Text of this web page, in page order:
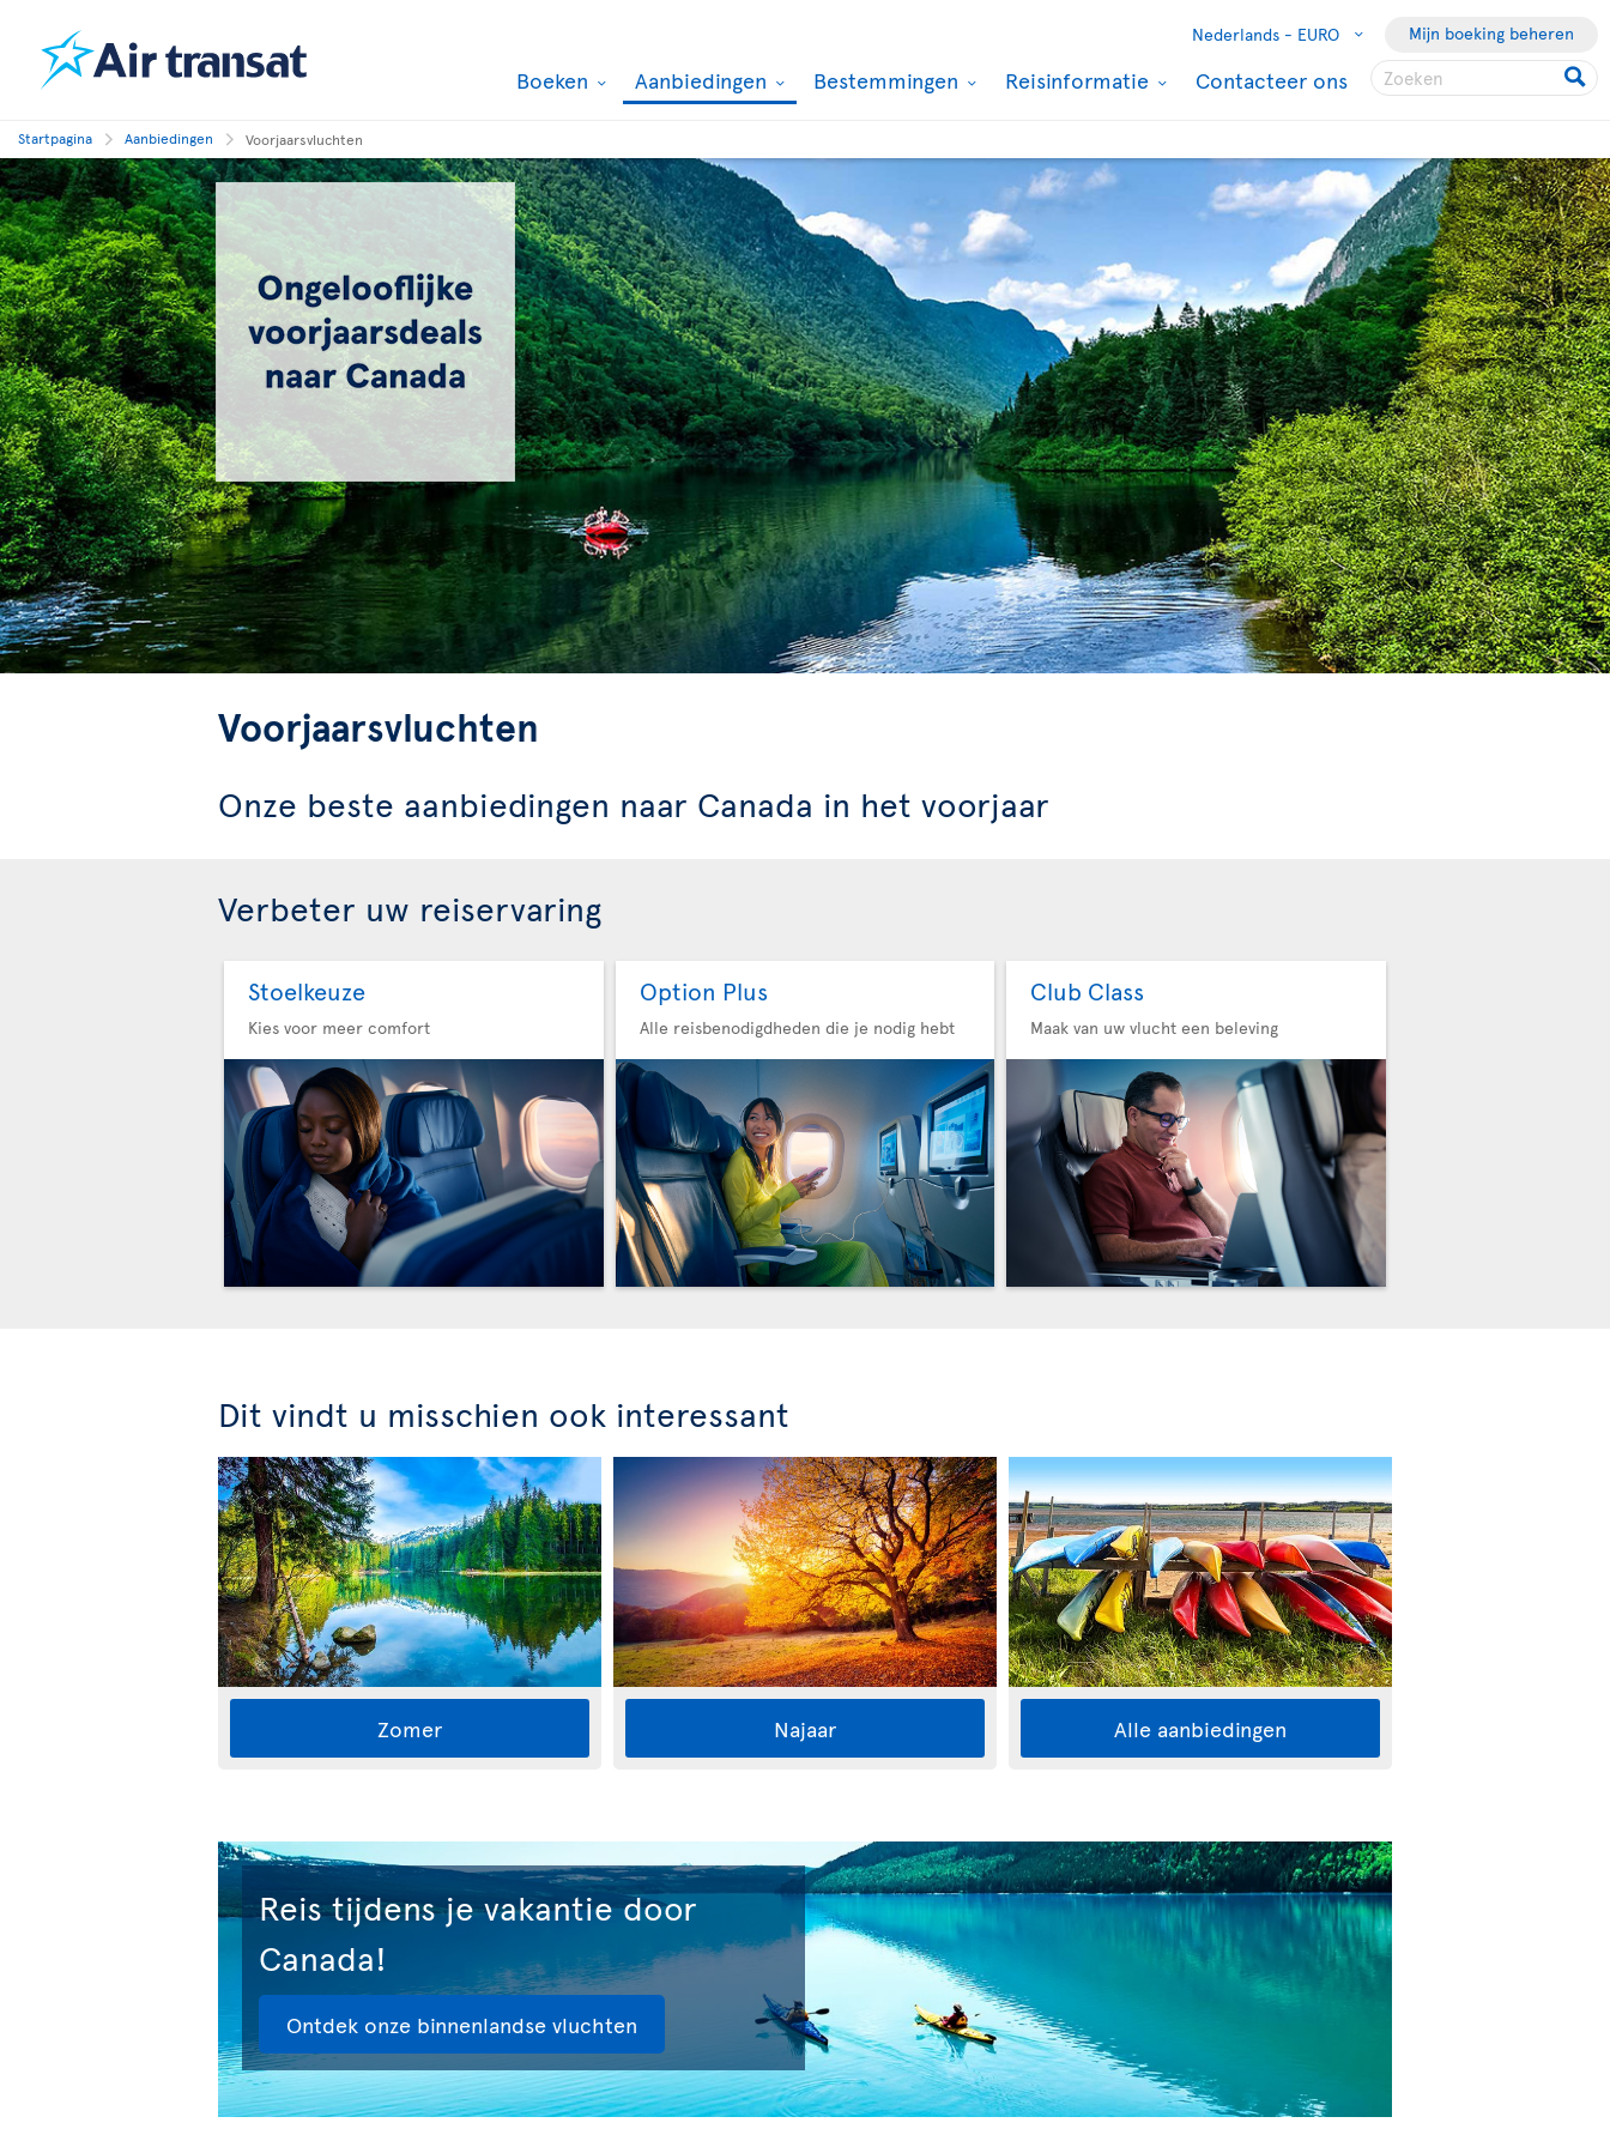
Nederlands - EURO Mijn boeking beheren
Boeken Aanbiedingen Bestemmingen Reisinformatie Contacteer ons
Startpagina Aanbiedingen Voorjaarsvluchten
Voorjaarsvluchten
Onze beste aanbiedingen naar Canada in het voorjaar
Verbeter uw reiservaring
Stoelkeuze
Kies voor meer comfort
Option Plus
Alle reisbenodigdheden die je nodig hebt
Club Class
Maak van uw vlucht een beleving
Dit vindt u misschien ook interessant
Zomer Najaar Alle aanbiedingen
Reis tijdens je vakantie door
Canada!
Ontdek onze binnenlandse vluchten